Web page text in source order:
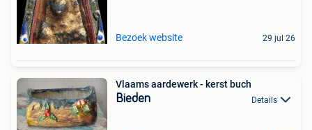
Bezoek website 29 jul 26
Vlaams aardewerk - kerst buch
Bieden Details